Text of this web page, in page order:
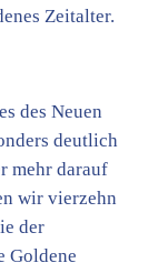
Zeitalter.
des Neuen
deutlich
mehr darauf
wir vierzehn
der
Goldene